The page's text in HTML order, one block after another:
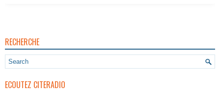
RECHERCHE
ECOUTEZ CITERADIO